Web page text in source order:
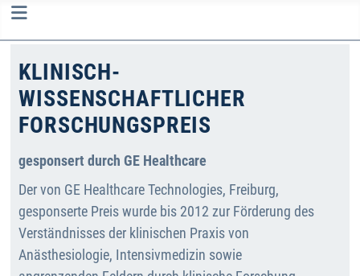
KLINISCH-
WISSENSCHAFTLICHER
FORSCHUNGSPREIS
gesponsert durch GE Healthcare
Der von GE Healthcare Technologies, Freiburg,
gesponserte Preis wurde bis 2012 zur Förderung des
Verständnisses der klinischen Praxis von
Anästhesiologie, Intensivmedizin sowie